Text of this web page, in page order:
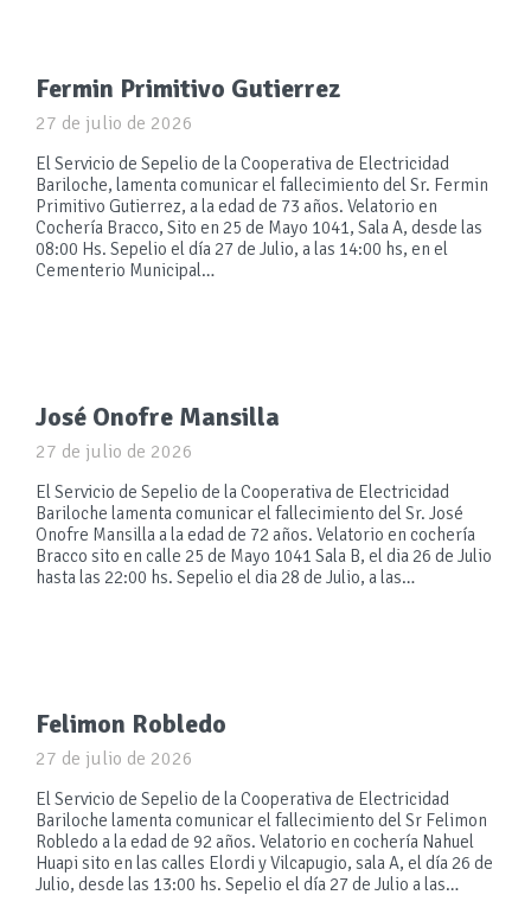
Fermin Primitivo Gutierrez
27 de julio de 2026
El Servicio de Sepelio de la Cooperativa de Electricidad
Bariloche, lamenta comunicar el fallecimiento del Sr. Fermin
Primitivo Gutierrez, a la edad de 73 años. Velatorio en
Cochería Bracco, Sito en 25 de Mayo 1041, Sala A, desde las
08:00 Hs. Sepelio el día 27 de Julio, a las 14:00 hs, en el
Cementerio Municipal…
José Onofre Mansilla
27 de julio de 2026
El Servicio de Sepelio de la Cooperativa de Electricidad
Bariloche lamenta comunicar el fallecimiento del Sr. José
Onofre Mansilla a la edad de 72 años. Velatorio en cochería
Bracco sito en calle 25 de Mayo 1041 Sala B, el dia 26 de Julio
hasta las 22:00 hs. Sepelio el dia 28 de Julio, a las…
Felimon Robledo
27 de julio de 2026
El Servicio de Sepelio de la Cooperativa de Electricidad
Bariloche lamenta comunicar el fallecimiento del Sr Felimon
Robledo a la edad de 92 años. Velatorio en cochería Nahuel
Huapi sito en las calles Elordi y Vilcapugio, sala A, el día 26 de
Julio, desde las 13:00 hs. Sepelio el día 27 de Julio a las…